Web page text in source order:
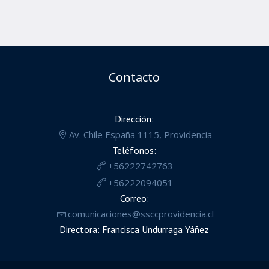
Contacto
Dirección:
Av. Chile España 1115, Providencia
Teléfonos:
+56222742763
+56222094051
Correo:
comunicaciones@ssccprovidencia.cl
Directora: Francisca Undurraga Yáñez